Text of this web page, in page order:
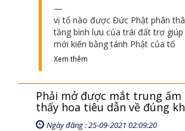
vị tổ nào được Đức Phật phân
tầng bình lưu của trái đất trợ
mới kiến bằng tánh Phật của tổ
Xem thêm
Phải mở được mắt trung
thấy hoa tiêu dẫn về đúng
Ngày đăng : 25-09-2021 02:09:20